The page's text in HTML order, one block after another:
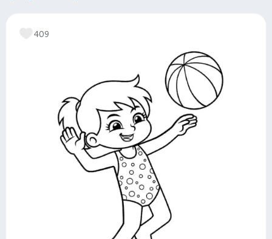
409